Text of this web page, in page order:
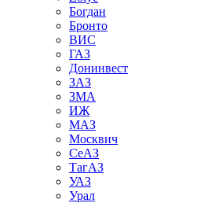
Богдан
Бронто
ВИС
ГАЗ
Донинвест
ЗАЗ
ЗМА
ИЖ
МАЗ
Москвич
СеАЗ
ТагАЗ
УАЗ
Урал